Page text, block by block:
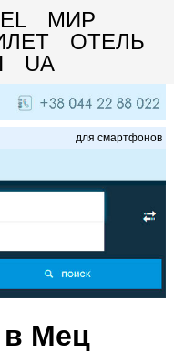
МИР
ОТЕЛЬ
UA
для смартфонов
Мец